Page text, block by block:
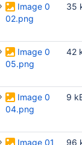
Image 0
02.png
35
Image 0
05.png
42
Image 0
04.png
9
Image 01
96